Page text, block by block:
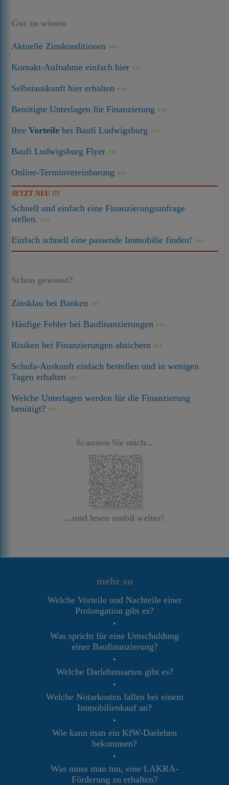
Gut zu wissen
Aktuelle Zinskonditionen
Kontakt-Aufnahme einfach hier
Selbstauskunft hier erhalten
Benötigte Unterlagen für Finanzierung
IhreVorteile bei Baufi Ludwigsburg
Baufi Ludwigsburg Flyer
Online-Terminvereinbarung
JETZT NEU !!!
Schnell und einfach eine Finanzierungsanfrage
stellen.
Einfach schnell eine passende Immobilie finden!
Schon gewusst?
Zinsklau bei Banken
Häufige Fehler bei Baufinanzierungen
Risiken bei Finanzierungen absichern
Schufa-Auskunft einfach bestellen und in wenigen
Tagen erhalten
Welche Unterlagen werden für die Finanzierung
benötigt?
Scannen Sie mich...
...und lesen mobil weiter!
mehr zu
Welche Vorteile und Nachteile einer
Prolongation gibt es?
•
Was spricht für eine Umschuldung
einer Baufinanzierung?
•
Welche Darlehensarten gibt es?
•
Welche Notarkosten fallen bei einem
Immobilienkauf an?
•
Wie kann man ein KfW-Darlehen
bekommen?
•
Was muss man tun, eine LAKRA-
Förderung zu erhalten?